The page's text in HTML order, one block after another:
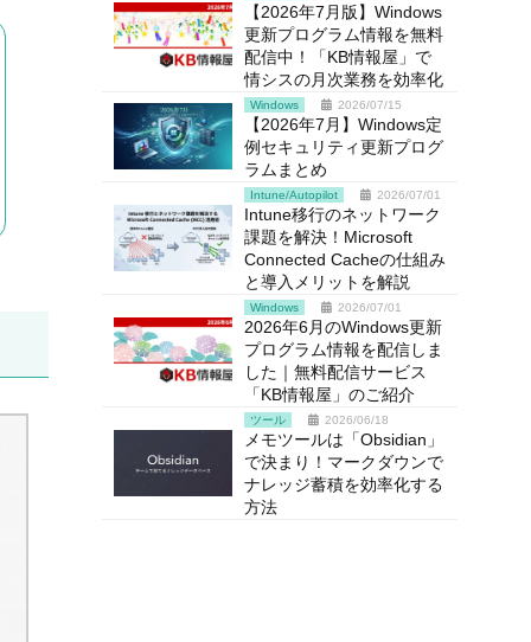
【2026年7月版】Windows
更新プログラム情報を無料
配信中！「KB情報屋」で
情シスの月次業務を効率化
Windows 2026/07/15
【2026年7月】Windows定
例セキュリティ更新プログ
ラムまとめ
Intune/Autopilot 2026/07/01
Intune移行のネットワーク
課題を解決！Microsoft
Connected Cacheの仕組み
と導入メリットを解説
Windows 2026/07/01
2026年6月のWindows更新
プログラム情報を配信しま
した｜無料配信サービス
「KB情報屋」のご紹介
ツール 2026/06/18
メモツールは「Obsidian」
で決まり！マークダウンで
ナレッジ蓄積を効率化する
方法